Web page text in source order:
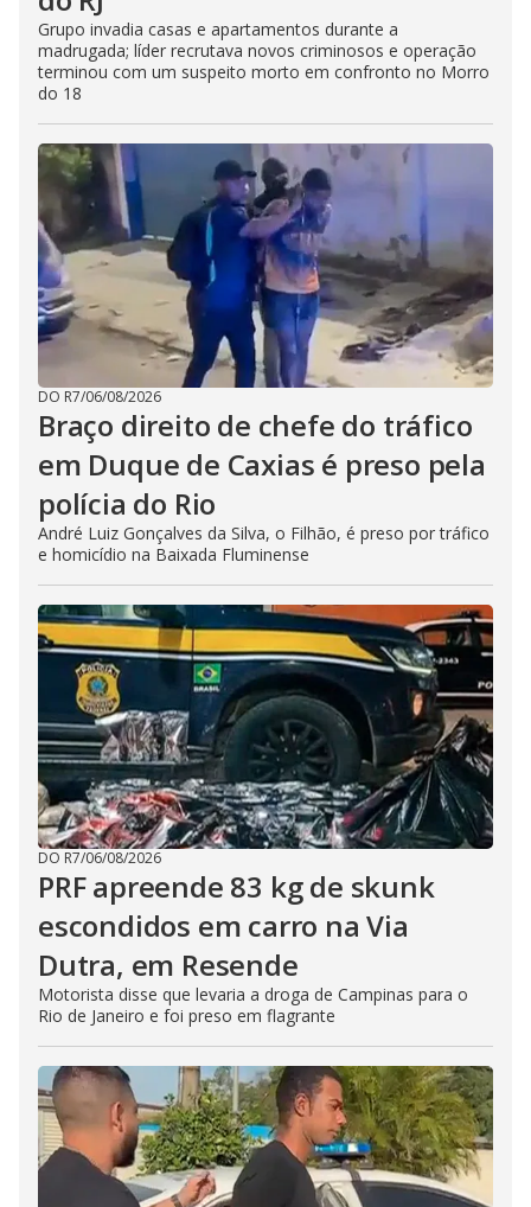
Grupo invadia casas e apartamentos durante a
madrugada; líder recrutava novos criminosos e operação
terminou com um suspeito morto em confronto no Morro
do 18
DO R7/06/08/2026
Braço direito de chefe do tráfico
em Duque de Caxias é preso pela
polícia do Rio
André Luiz Gonçalves da Silva, o Filhão, é preso por tráfico
e homicídio na Baixada Fluminense
DO R7/06/08/2026
PRF apreende 83 kg de skunk
escondidos em carro na Via
Dutra, em Resende
Motorista disse que levaria a droga de Campinas para o
Rio de Janeiro e foi preso em flagrante